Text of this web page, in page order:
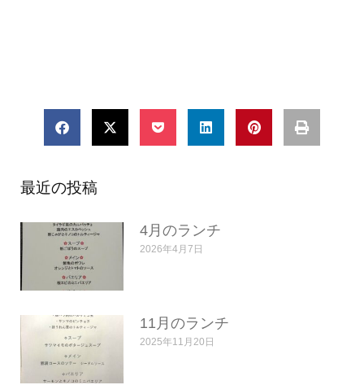
最近の投稿
4月のランチ
2026年4月7日
11月のランチ
2025年11月20日